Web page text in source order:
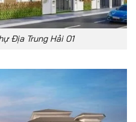
Địa Trung Hải 01